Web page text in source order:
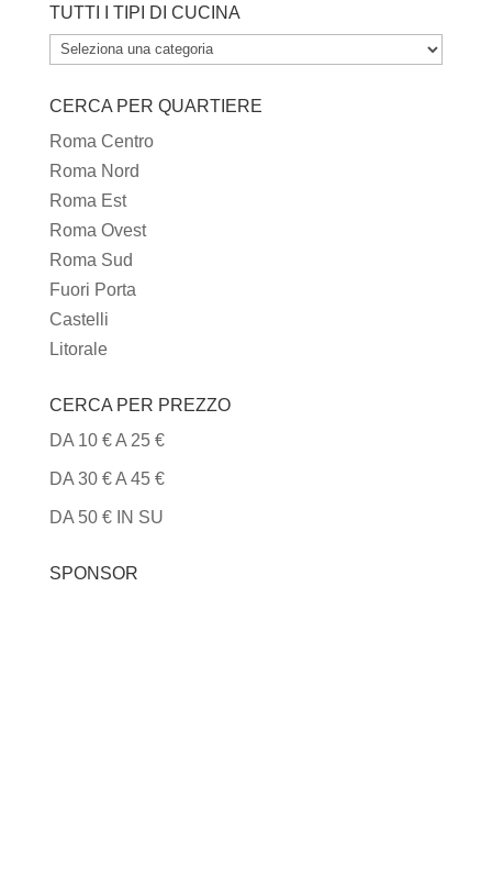
TUTTI I TIPI DI CUCINA
TUTTI
TIPI
DI
CUCINA
CERCA PER QUARTIERE
Roma Centro
Roma Nord
Roma Est
Roma Ovest
Roma Sud
Fuori Porta
Castelli
Litorale
CERCA PER PREZZO
DA 10 € A 25 €
DA 30 € A 45 €
DA 50 € IN SU
SPONSOR